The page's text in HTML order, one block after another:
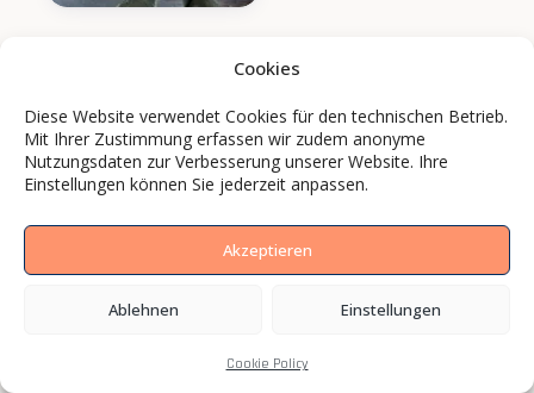
Cookies
Diese Website verwendet Cookies für den technischen Betrieb.
Mit Ihrer Zustimmung erfassen wir zudem anonyme
Nutzungsdaten zur Verbesserung unserer Website. Ihre
Einstellungen können Sie jederzeit anpassen.
Akzeptieren
Ablehnen Einstellungen
Cookie Policy